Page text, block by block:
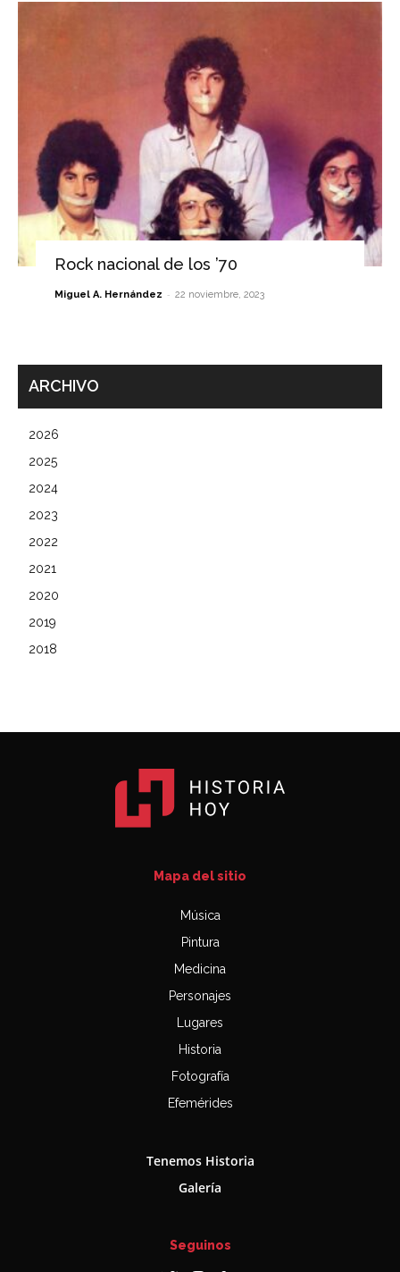
Rock nacional de los ’70
Miguel A. Hernández - 22 noviembre, 2023
ARCHIVO
2026
2025
2024
2023
2022
2021
2020
2019
2018
Mapa del sitio
Música
Pintura
Medicina
Personajes
Lugares
Historia
Fotografía
Efemérides
Tenemos Historia
Galería
Seguinos